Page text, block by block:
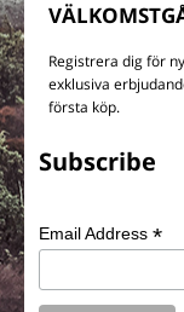
Registrera dig för
exklusiva
första köp.
Subscribe
Email Address*